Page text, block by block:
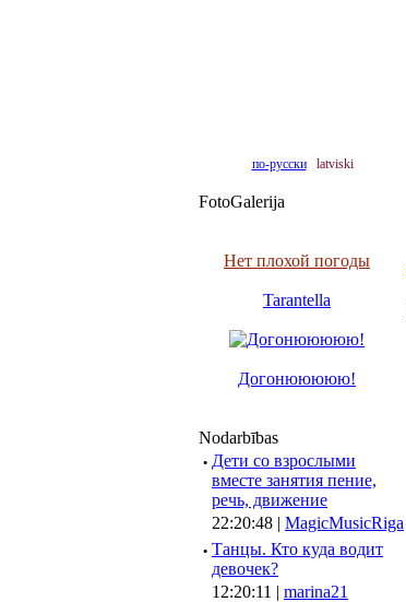
по-русски latviski
FotoGalerija
Нет плохой погоды
Tarantella
Догонююююю!
Nodarbības
· Дети со взрослыми
вместе занятия пение,
речь, движение
22:20:48 | MagicMusicRiga
· Танцы. Кто куда водит
девочек?
12:20:11 | marina21